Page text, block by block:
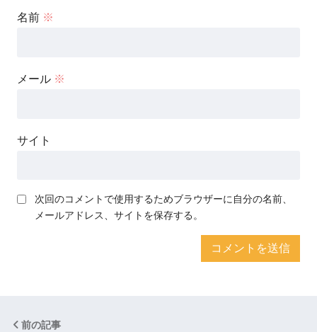
名前 ※
メール ※
サイト
次回のコメントで使用するためブラウザーに自分の名前、
メールアドレス、サイトを保存する。
前の記事